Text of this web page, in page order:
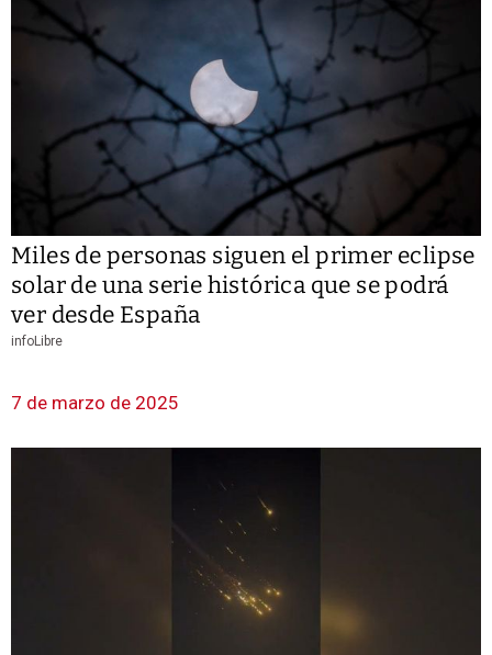
Miles de personas siguen el primer eclipse
solar de una serie histórica que se podrá
ver desde España
infoLibre
7 de marzo de 2025